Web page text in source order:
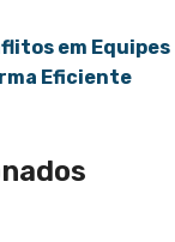
em Equipes
Eficiente